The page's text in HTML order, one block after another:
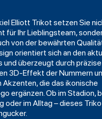
Elliott Trikot setzen Sie
für Ihr Lieblingsteam,
von der bewährten
orientiert sich an den
und überzeugt durch präzise
3D-Effekt der Nummern
Akzenten, die das ikonische
ergänzen. Ob im Stadion,
oder im Alltag – dieses